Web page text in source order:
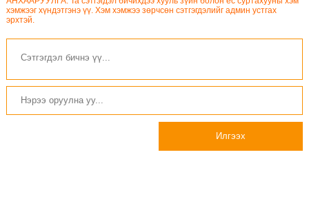
хэмжээг хүндэтгэнэ үү. Хэм хэмжээ зөрчсөн сэтгэгдэлийг админ устгах
эрхтэй.
Илгээх